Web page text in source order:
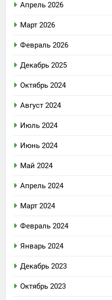
Апрель 2026
Март 2026
Февраль 2026
Декабрь 2025
Октябрь 2024
Август 2024
Июль 2024
Июнь 2024
Май 2024
Апрель 2024
Март 2024
Февраль 2024
Январь 2024
Декабрь 2023
Октябрь 2023